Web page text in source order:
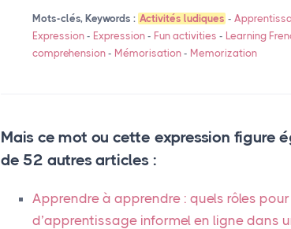
Mots-clés, Keywords : Activités ludiques -
Expression - Expression - Fun activities - Learning
comprehension - Mémorisation - Memorization
Mais ce mot ou cette expression figure
de 52 autres articles :
Apprendre à apprendre : quels rôles pour
d’apprentissage informel en ligne dans